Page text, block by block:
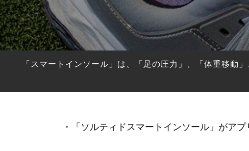
「スマートインソール」は、「足の圧力」、「体重移動
・「ソルティドスマートインソール」がアプ
Editor’s Picks 編集部のおすすめ
Our Team 私たちのチーム
Our Mission 私たちの使命